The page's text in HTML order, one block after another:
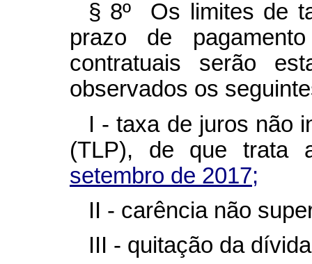
§ 8º Os limites de
prazo de
contratuais serão
observados os
I - taxa de juros não
(TLP), de que
setembro de 2017;
II - carência não
III - quitação da